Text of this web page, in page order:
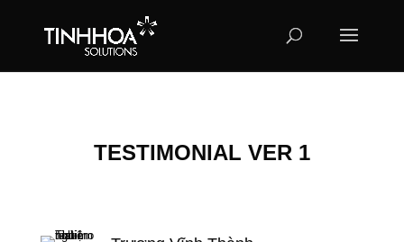
TESTIMONIAL VER 1